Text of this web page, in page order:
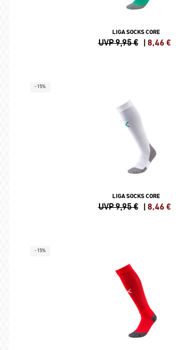
LIGA SOCKS CORE
UVP 9,95 € | 8,46 €
-15%
LIGA SOCKS CORE
UVP 9,95 € | 8,46 €
-15%